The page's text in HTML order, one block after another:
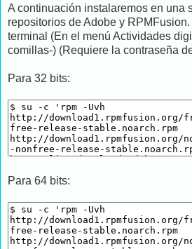
A continuación instalaremos en una
repositorios de Adobe y
terminal (En el menú Actividades
comillas-) (Requiere la contraseña
Para 32 bits:
Para 64 bits: